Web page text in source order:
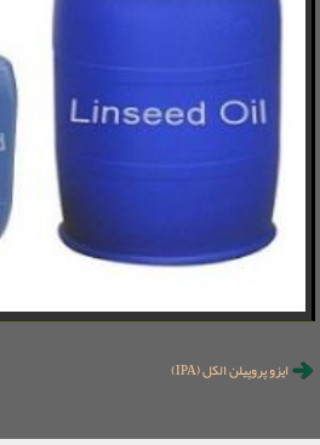
ایزو پروپیلن الکل (IPA)